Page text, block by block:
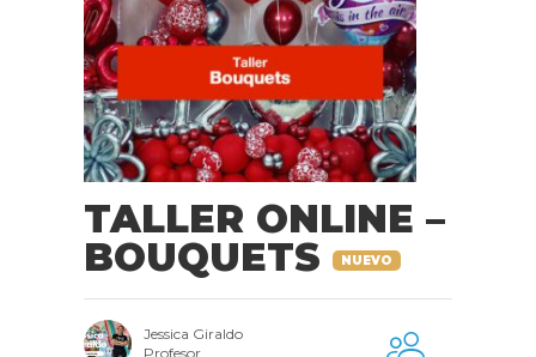
TALLER ONLINE –
BOUQUETS
NUEVO
Jessica Giraldo
Profesor